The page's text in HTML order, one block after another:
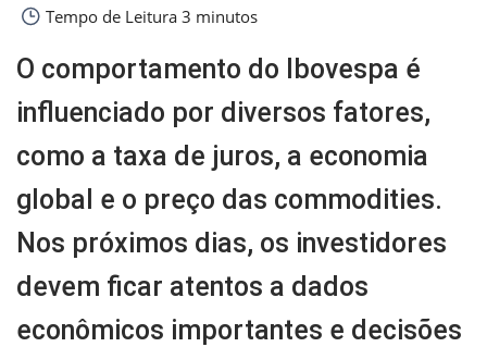
Tempo de Leitura 3 minutos
O comportamento do Ibovespa é
influenciado por diversos fatores,
como a taxa de juros, a economia
global e o preço das commodities.
Nos próximos dias, os investidores
devem ficar atentos a dados
econômicos importantes e decisões